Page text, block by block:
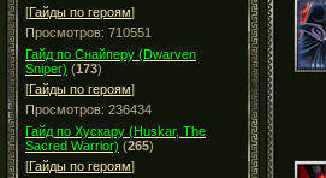
[Гайды по героям]
Просмотров: 710551
Гайд по Снайперу (Dwarven
Sniper) (173)
[Гайды по героям]
Просмотров: 236434
Гайд по Хускару (Huskar, The
Sacred Warrior) (265)
[Гайды по героям]